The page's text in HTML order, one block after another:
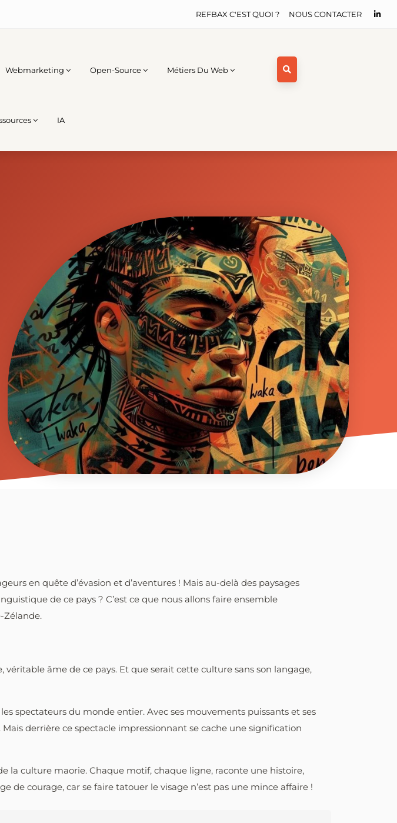
NOUS CONTACTER
REFBAX C'EST QUOI ?
Webmarketing Open-Source Métiers Du Web
IA
en quête d’évasion et d’aventures ! Mais au-delà des paysages
de ce pays ? C’est ce que nous allons faire ensemble
Zélande.
âme de ce pays. Et que serait cette culture sans son langage,
spectateurs du monde entier. Avec ses mouvements puissants et ses
derrière ce spectacle impressionnant se cache une signification
la culture maorie. Chaque motif, chaque ligne, raconte une histoire,
de courage, car se faire tatouer le visage n’est pas une mince affaire !